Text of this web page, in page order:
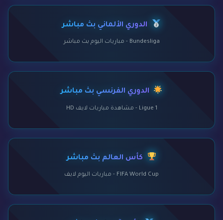
الدوري الألماني بث مباشر
Bundesliga - مباريات اليوم بث مباشر
الدوري الفرنسي بث مباشر
Ligue 1 - مشاهدة مباريات لايف HD
كأس العالم بث مباشر
FIFA World Cup - مباريات اليوم لايف